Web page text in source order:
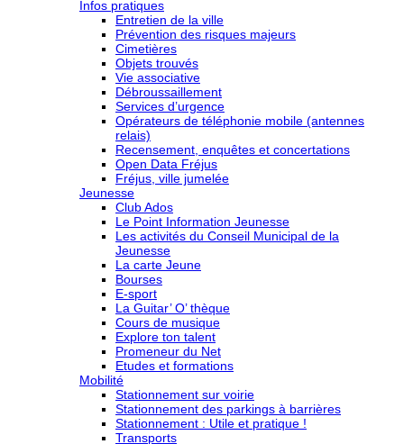
Infos pratiques
Entretien de la ville
Prévention des risques majeurs
Cimetières
Objets trouvés
Vie associative
Débroussaillement
Services d’urgence
Opérateurs de téléphonie mobile (antennes
relais)
Recensement, enquêtes et concertations
Open Data Fréjus
Fréjus, ville jumelée
Jeunesse
Club Ados
Le Point Information Jeunesse
Les activités du Conseil Municipal de la
Jeunesse
La carte Jeune
Bourses
E-sport
La Guitar’ O’ thèque
Cours de musique
Explore ton talent
Promeneur du Net
Etudes et formations
Mobilité
Stationnement sur voirie
Stationnement des parkings à barrières
Stationnement : Utile et pratique !
Transports